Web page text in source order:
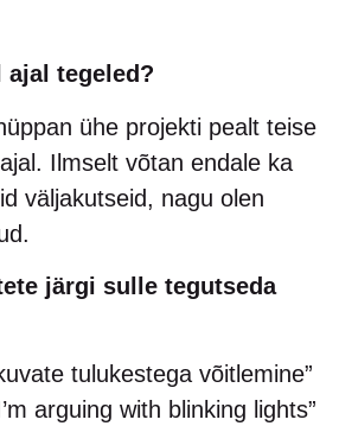
ajal tegeled?
ühe projekti pealt teise
Ilmselt võtan endale ka
väljakutseid, nagu olen
järgi sulle tegutseda
tulukestega võitlemine”
arguing with blinking lights”